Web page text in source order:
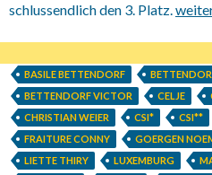
schlussendlich den 3. Platz.
BASILE BETTENDORF
BETTENDORF VICTOR
CELJE
CHRISTIAN WEIER
CSI* CSI**
FRAITURE CONNY
GOERGEN
LIETTE THIRY
LUXEMBURG